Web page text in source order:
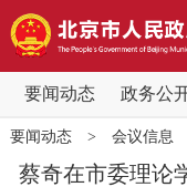
要闻动态 政务公
要闻动态
党中央精神
要闻动态> 会议信息
蔡奇在市委理论